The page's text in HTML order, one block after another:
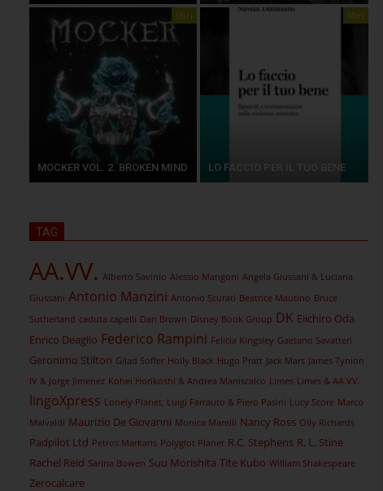
libri
MOCKER VOL. 2. BROKEN MIND
libri
LO FACCIO PER IL TUO BENE
TAG
AA.VV. Alberto Savinio Alessio Mangoni Angela Giussani & Luciana
Giussani Antonio Manzini Antonio Scurati Beatrice Mautino Bruce
Sutherland caduta capelli Dan Brown Disney Book Group DK Eiichiro Oda
Enrico Deaglio Federico Rampini Felicia Kingsley Gaetano Savatteri
Geronimo Stilton Gilad Soffer Holly Black Hugo Pratt Jack Mars James Tynion
IV & Jorge Jimenez Kohei Horikoshi & Andrea Maniscalco Limes Limes & AA.VV.
lingoXpress Lonely Planet, Luigi Farrauto & Piero Pasini Lucy Score Marco
Malvaldi Maurizio De Giovanni Monica Marelli Nancy Ross Olly Richards
Padpilot Ltd Petros Markaris Polyglot Planet R.C. Stephens R. L. Stine
Rachel Reid Sarina Bowen Suu Morishita Tite Kubo William Shakespeare
Zerocalcare